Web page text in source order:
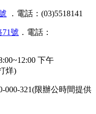
．電話：(03)5518141
71號 ．電話：
下午
烊)
000-321(限辦公時間提供